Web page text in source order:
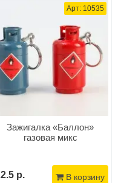
Арт: 10535
Зажигалка «Баллон»
газовая микс
р. В корзину